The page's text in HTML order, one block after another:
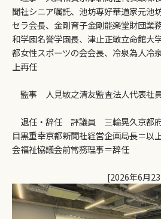
聞社シニア嘱託、池坊専好華道家元池
セラ会長、金剛育子金剛能楽堂財団業
和学園名誉学園長、津止正敏立命館大
都女性スポーツの会会長、冷泉為人冷
上再任
監事 人見敏之清友監査法人代表社
退任・辞任 評議員 三輪晃久京都府
目黒重幸京都新聞社経営企画局長＝以
会福祉協議会前常務理事＝辞任
[2026年6月